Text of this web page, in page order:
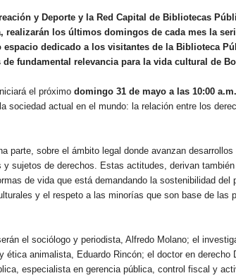
y Deporte y la Red Capital de Bibliotecas
realizarán los últimos domingos de cada mes la
espacio dedicado a los visitantes de la Biblioteca
fundamental relevancia para la vida cultural de
el próximo domingo 31 de mayo a las 10:00 a.m.
sociedad actual en el mundo: la relación entre los
parte, sobre el ámbito legal donde avanzan
sujetos de derechos. Estas actitudes, derivan
de vida que está demandando la sostenibilidad del
y el respeto a las minorías que son base de las
el sociólogo y periodista, Alfredo Molano; el
animalista, Eduardo Rincón; el doctor en derecho
especialista en gerencia pública, control fiscal y